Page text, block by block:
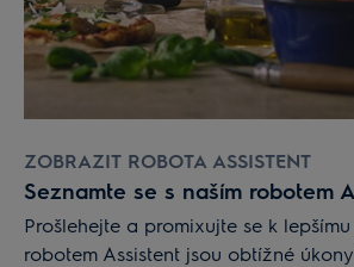
ZOBRAZIT ROBOTA ASSISTENT
Seznamte se s naším robotem
Prošlehejte a promixujte se k
robotem Assistent jsou obtížné